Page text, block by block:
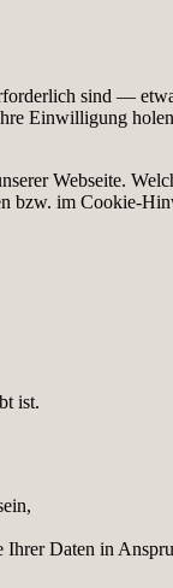
sind —
Einwilligung
Webseite.
bzw. im Cookie-
ist.
Daten in